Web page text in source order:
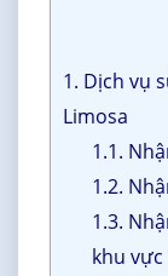
1. Dịch vụ
Limosa
1.1.
1.2.
1.3.
khu vực